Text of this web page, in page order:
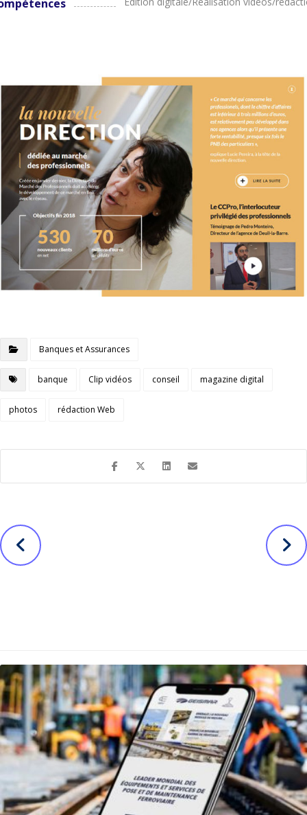
Banques et Assurances
banque Clip vidéos conseil magazine digital
photos rédaction Web